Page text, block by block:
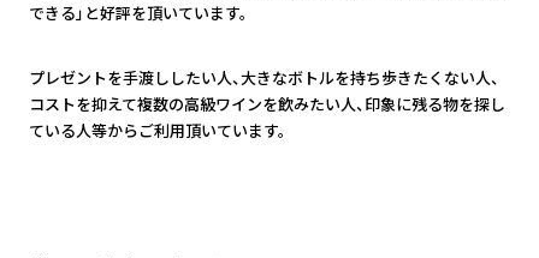
できる」と好評を頂いています。
プレゼントを手渡ししたい人、大きなボトルを持ち歩きたくない人、
コストを抑えて複数の高級ワインを飲みたい人、印象に残る物を探し
ている人等からご利用頂いています。